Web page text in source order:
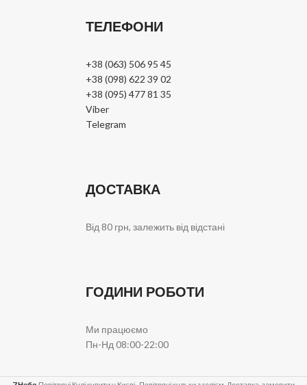
ТЕЛЕФОНИ
+38 (063) 506 95 45
+38 (098) 622 39 02
+38 (095) 477 81 35
Viber
Telegram
ДОСТАВКА
Від 80 грн, залежить від відстані
ГОДИНИ РОБОТИ
Ми працюємо
Пн-Нд 08:00-22:00